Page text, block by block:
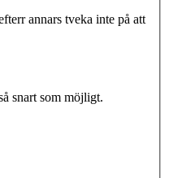
annars tveka inte på att
snart som möjligt.